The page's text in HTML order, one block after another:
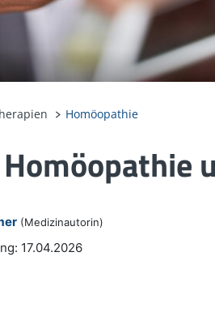
Homöopathie
(Medizinautorin)
17.04.2026